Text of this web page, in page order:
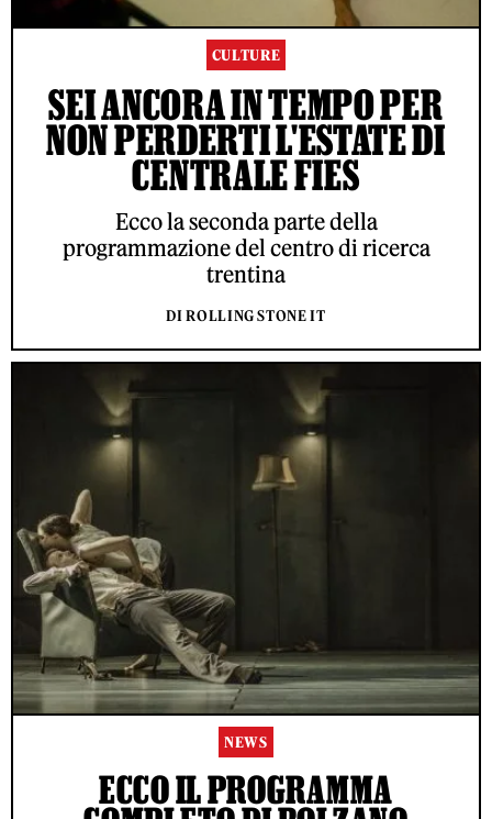
CULTURE
SEI ANCORA IN TEMPO PER
NON PERDERTI L'ESTATE DI
CENTRALE FIES
Ecco la seconda parte della
programmazione del centro di ricerca
trentina
DI ROLLING STONE IT
NEWS
ECCO IL PROGRAMMA